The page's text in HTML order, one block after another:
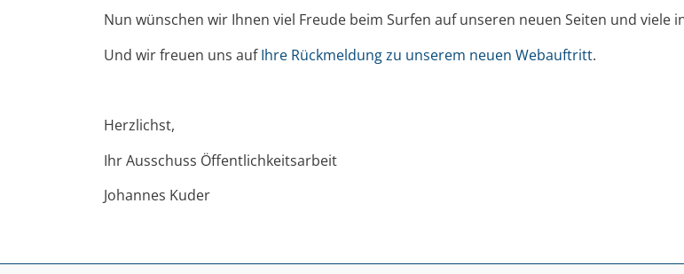
Nun wünschen wir Ihnen viel Freude beim Surfen auf unseren neuen Seiten und viele
Und wir freuen uns aufIhre Rückmeldung zu unserem neuen Webauftritt.
Herzlichst,
Ihr Ausschuss Öffentlichkeitsarbeit
Johannes Kuder